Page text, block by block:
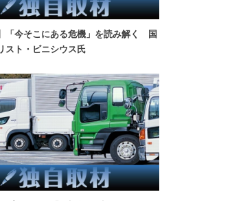
「今そこにある危機」を読み解く 国
スト・ビニシウス氏